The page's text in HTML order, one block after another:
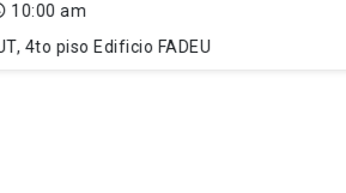
am
piso Edificio FADEU